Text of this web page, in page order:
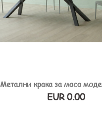
Метални крака за маса
EUR 0.00